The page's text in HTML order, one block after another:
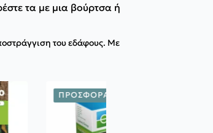
τα με μια βούρτσα ή
του εδάφους. Με
ΠΡΟΣΦΟΡΆ!